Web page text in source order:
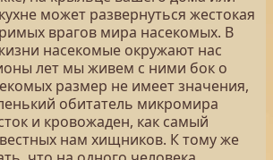
может развернуться жестокая
врагов мира насекомых. В
насекомые окружают нас
лет мы живем с ними бок о
размер не имеет значения,
обитатель микромира
и кровожаден, как самый
нам хищников. К тому же